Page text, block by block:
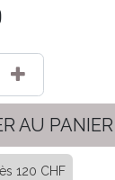
AU PANIER
120 CHF